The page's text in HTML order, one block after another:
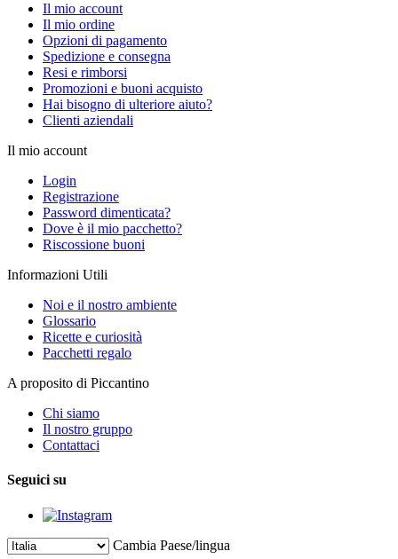
Il mio account
Il mio ordine
Opzioni di pagamento
Spedizione e consegna
Resi e rimborsi
Promozioni e buoni acquisto
Hai bisogno di ulteriore aiuto?
Clienti aziendali
Il mio account
Login
Registrazione
Password dimenticata?
Dove è il mio pacchetto?
Riscossione buoni
Informazioni Utili
Noi e il nostro ambiente
Glossario
Ricette e curiosità
Pacchetti regalo
A proposito di Piccantino
Chi siamo
Il nostro gruppo
Contattaci
Seguici su
Cambia Paese/lingua